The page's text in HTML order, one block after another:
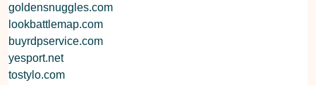
goldensnuggles.com
lookbattlemap.com
buyrdpservice.com
yesport.net
tostylo.com